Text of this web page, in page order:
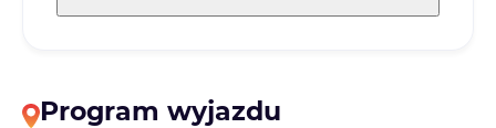
Program wyjazdu